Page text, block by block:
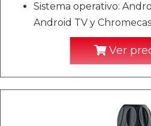
Sistema operativo:
Android TV y
Ver